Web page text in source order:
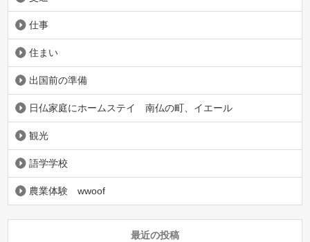
仕事
住まい
出国前の準備
日仏家庭にホームステイ 南仏の町、イエール
観光
語学学校
農業体験 wwoof
最近の投稿